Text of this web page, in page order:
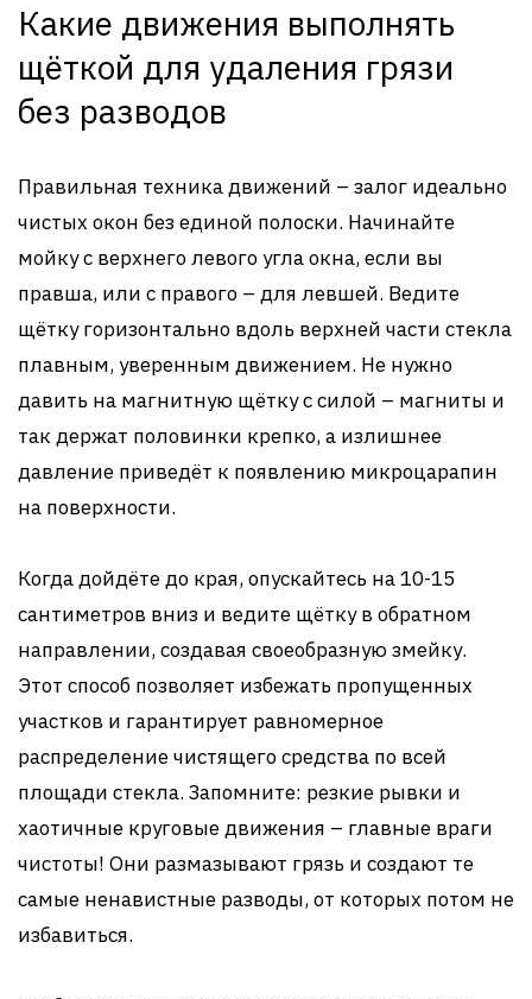
Какие движения выполнять
щёткой для удаления грязи
без разводов
Правильная техника движений – залог идеально
чистых окон без единой полоски. Начинайте
мойку с верхнего левого угла окна, если вы
правша, или с правого – для левшей. Ведите
щётку горизонтально вдоль верхней части стекла
плавным, уверенным движением. Не нужно
давить на магнитную щётку с силой – магниты и
так держат половинки крепко, а излишнее
давление приведёт к появлению микроцарапин
на поверхности.
Когда дойдёте до края, опускайтесь на 10-15
сантиметров вниз и ведите щётку в обратном
направлении, создавая своеобразную змейку.
Этот способ позволяет избежать пропущенных
участков и гарантирует равномерное
распределение чистящего средства по всей
площади стекла. Запомните: резкие рывки и
хаотичные круговые движения – главные враги
чистоты! Они размазывают грязь и создают те
самые ненавистные разводы, от которых потом не
избавиться.